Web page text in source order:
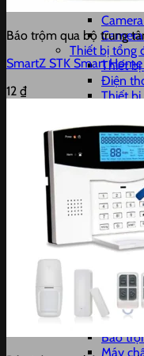
Camera
Thiết bị tổng
Thiết bị
Điện
Thiết
5. Thiết bị
Server
Thiết bị
Linh
Thiết bị
Máy
Cáp
4. Thiết bị
Trung
Công
Cảm
Báo Động
Báo
Báo
Máy
Báo trộm qua bộ trung
SmartZ STK Smart
12 ₫